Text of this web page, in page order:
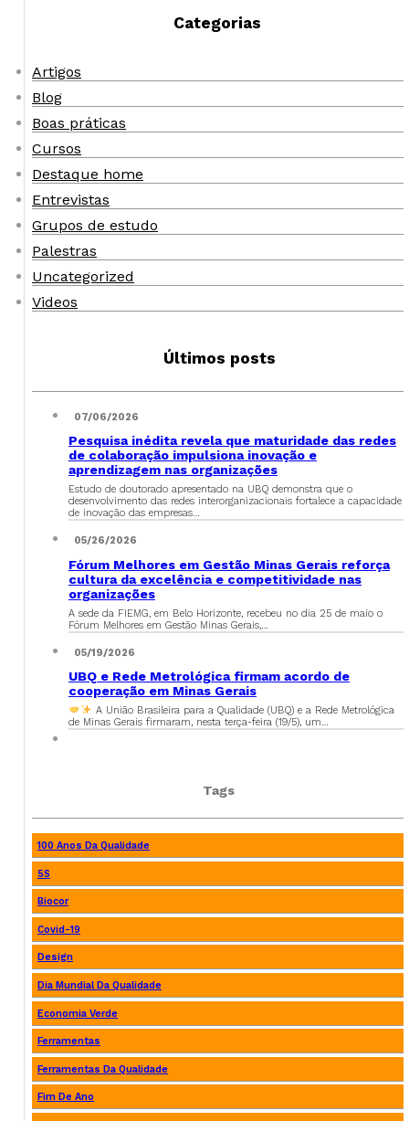
Categorias
Artigos
Blog
Boas práticas
Cursos
Destaque home
Entrevistas
Grupos de estudo
Palestras
Uncategorized
Videos
Últimos posts
07/06/2026
Pesquisa inédita revela que maturidade das redes
de colaboração impulsiona inovação e
aprendizagem nas organizações
Estudo de doutorado apresentado na UBQ demonstra que o
desenvolvimento das redes interorganizacionais fortalece a capacidade
de inovação das empresas…
05/26/2026
Fórum Melhores em Gestão Minas Gerais reforça
cultura da excelência e competitividade nas
organizações
A sede da FIEMG, em Belo Horizonte, recebeu no dia 25 de maio o
Fórum Melhores em Gestão Minas Gerais,…
05/19/2026
UBQ e Rede Metrológica firmam acordo de
cooperação em Minas Gerais
A União Brasileira para a Qualidade (UBQ) e a Rede Metrológica
de Minas Gerais firmaram, nesta terça-feira (19/5), um…
Tags
100 Anos Da Qualidade
5S
Biocor
Covid-19
Design
Dia Mundial Da Qualidade
Economia Verde
Ferramentas
Ferramentas Da Qualidade
Fim De Ano